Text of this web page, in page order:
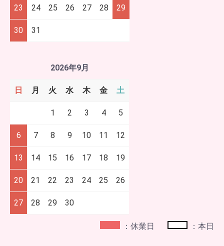
23 24 25 26 27 28 29
30 31
2026年9月
日 月 火 水 木 金 土
1 2 3 4 5
6 7 8 9 10 11 12
13 14 15 16 17 18 19
20 21 22 23 24 25 26
27 28 29 30
：休業日 ：本日